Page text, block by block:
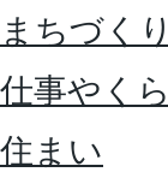
まちづく
仕事やく
住まい